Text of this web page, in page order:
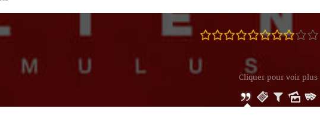
Cliquer pour voir plus